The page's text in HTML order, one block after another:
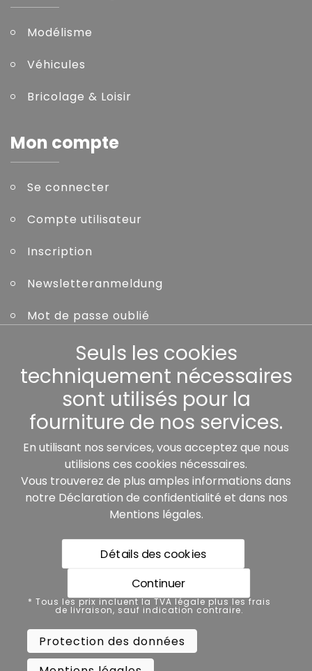
Modélisme
Véhicules
Bricolage & Loisir
Mon compte
Se connecter
Compte utilisateur
Inscription
Newsletteranmeldung
Mot de passe oublié
Nos partenaires:
* Tous les prix incluent la TVA légale plus les frais de
livraison, sauf indication contraire.
Protection des données
Mentions légales
Conditions générales de vente
Seuls les cookies
techniquement nécessaires
sont utilisés pour la
fourniture de nos services.
En utilisant nos services, vous acceptez que nous
utilisions ces cookies nécessaires.
Vous trouverez de plus amples informations dans
notre Déclaration de confidentialité et dans nos
Mentions légales.
Détails des cookies
Continuer
* Tous les prix incluent la TVA légale plus les frais
de livraison, sauf indication contraire.
Protection des données